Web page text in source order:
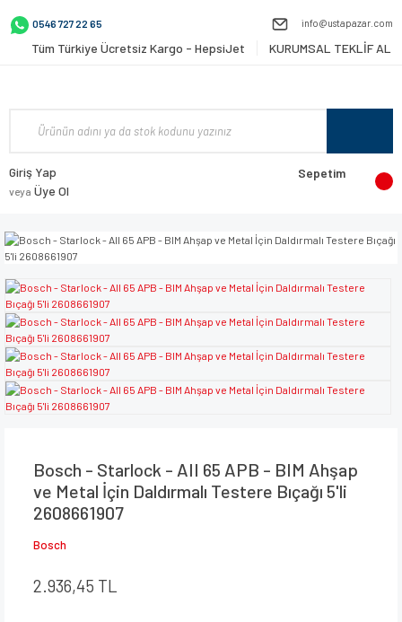
0546 727 22 65 info@ustapazar.com
Tüm Türkiye Ücretsiz Kargo - HepsiJet KURUMSAL TEKLİF AL
Giriş Yap
veya Üye Ol
Sepetim
Bosch - Starlock - AII 65 APB - BIM Ahşap
ve Metal İçin Daldırmalı Testere Bıçağı 5'li
2608661907
Bosch
2.936,45 TL